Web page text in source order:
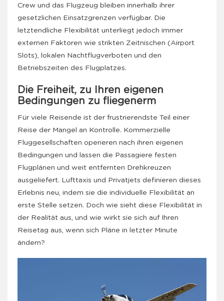
Crew und das Flugzeug bleiben innerhalb ihrer
gesetzlichen Einsatzgrenzen verfügbar. Die
letztendliche Flexibilität unterliegt jedoch immer
externen Faktoren wie strikten Zeitnischen (Airport
Slots), lokalen Nachtflugverboten und den
Betriebszeiten des Flugplatzes.
Die Freiheit, zu Ihren eigenen
Bedingungen zu fliegenerm
Für viele Reisende ist der frustrierendste Teil einer
Reise der Mangel an Kontrolle. Kommerzielle
Fluggesellschaften operieren nach ihren eigenen
Bedingungen und lassen die Passagiere festen
Flugplänen und weit entfernten Drehkreuzen
ausgeliefert. Lufttaxis und Privatjets definieren dieses
Erlebnis neu, indem sie die individuelle Flexibilität an
erste Stelle setzen. Doch wie sieht diese Flexibilität in
der Realität aus, und wie wirkt sie sich auf Ihren
Reisetag aus, wenn sich Pläne in letzter Minute
ändern?